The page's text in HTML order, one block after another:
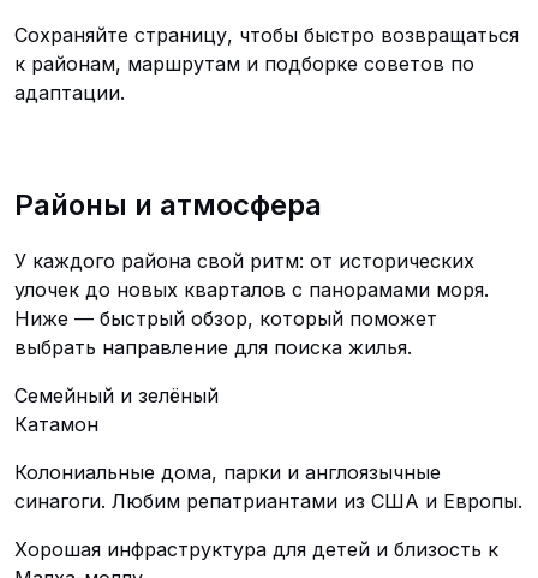
Сохраняйте страницу, чтобы быстро возвращаться
к районам, маршрутам и подборке советов по
адаптации.
Районы и атмосфера
У каждого района свой ритм: от исторических
улочек до новых кварталов с панорамами моря.
Ниже — быстрый обзор, который поможет
выбрать направление для поиска жилья.
Семейный и зелёный
Катамон
Колониальные дома, парки и англоязычные
синагоги. Любим репатриантами из США и Европы.
Хорошая инфраструктура для детей и близость к